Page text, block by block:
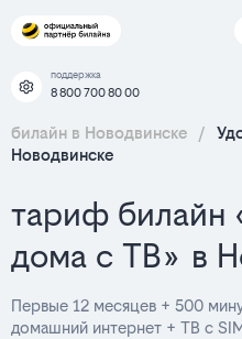
поддержка
8 800 700 80 00
билайн в Новодвинске /
Новодвинске
тариф билайн
дома с ТВ» в
Первые 12 месяцев + 500
домашний интернет + ТВ с